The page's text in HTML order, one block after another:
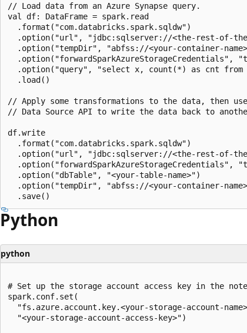
// Load data from an Azure Synapse query.
val df: DataFrame = spark.read
  .format("com.databricks.spark.sqldw")
.option("url", "jdbc:sqlserver://<the-rest-of-
.option("tempDir", "abfss://<your-container-
.option("forwardSparkAzureStorageCredentials",
.option("query", "select x, count(*) as cnt from
  .load()
// Apply some transformations to the data, then
// Data Source API to write the data back to
df.write
  .format("com.databricks.spark.sqldw")
.option("url", "jdbc:sqlserver://<the-rest-of-
.option("forwardSparkAzureStorageCredentials",
  .option("dbTable", "<your-table-name>")
.option("tempDir", "abfss://<your-container-
Python
python
# Set up the storage account access key in the
spark.conf.set(
"fs.azure.account.key.<your-storage-account-
  "<your-storage-account-access-key>")